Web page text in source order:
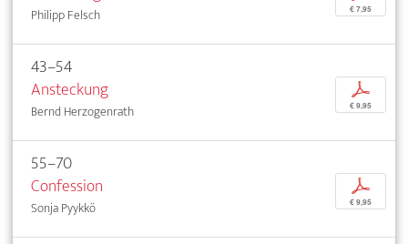
Philipp Felsch € 7,95
43–54
Ansteckung
Bernd Herzogenrath
p
€ 9,95
55–70
Confession
Sonja Pyykkö
p
€ 9,95